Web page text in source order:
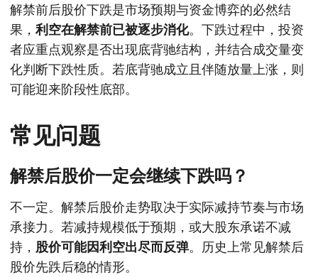
解禁前后股价下跌是市场预期与资金博弈的必然结
果， 利空在解禁前已被逐步消化。下跌过程中，投资
者应重点观察是否出现底背驰结构，并结合成交量变
化判断下跌性质。若底背驰成立且伴随放量上涨，则
可能迎来阶段性底部。
常见问题
解禁后股价一定会继续下跌吗？
不一定。解禁后股价走势取决于实际减持节奏与市场
承接力。若减持规模低于预期，或大股东承诺不减
持， 股价可能因利空出尽而反弹。历史上常见解禁后
股价先跌后稳的情形。